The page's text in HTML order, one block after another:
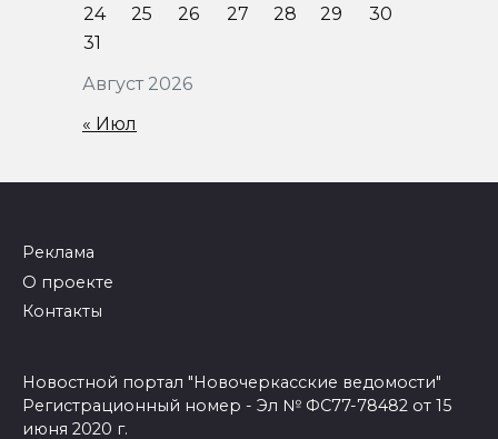
Август 2026
24
25 26 27 28 29
30
31
« Июл
Реклама
О проекте
Контакты
Новостной портал "Новочеркасские ведомости"
Регистрационный номер - Эл № ФС77-78482 от 15
июня 2020 г.